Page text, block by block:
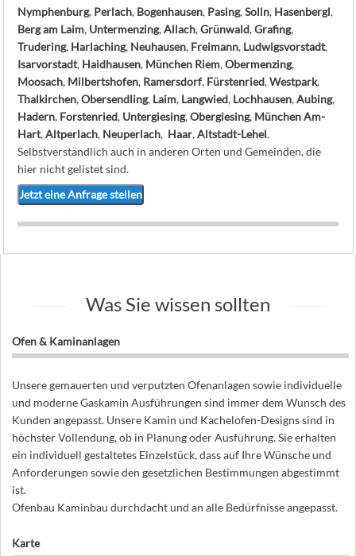
Nymphenburg, Perlach, Bogenhausen, Pasing,Solln, Hasenbergl,
Berg am Laim, Untermenzing,Allach,Grünwald,Grafing,
Trudering, Harlaching, Neuhausen, Freimann, Ludwigsvorstadt,
Isarvorstadt, Haidhausen, München Riem,Obermenzing,
Moosach, Milbertshofen, Ramersdorf, Fürstenried,Westpark,
Thalkirchen,Obersendling, Laim, Langwied, Lochhausen,Aubing,
Hadern, Forstenried, Untergiesing,Obergiesing, München Am-
Hart,Altperlach, Neuperlach, Haar,Altstadt-Lehel.
Selbstverständlich auch in anderen Orten und Gemeinden, die
hier nicht gelistet sind.
Jetzt eine Anfrage stellen
Was Sie wissen sollten
Ofen & Kaminanlagen
Unsere gemauerten und verputzten Ofenanlagen sowie individuelle
und moderne Gaskamin Ausführungen sind immer dem Wunsch des
Kunden angepasst. Unsere Kamin und Kachelofen-Designs sind in
höchster Vollendung, ob in Planung oder Ausführung. Sie erhalten
ein individuell gestaltetes Einzelstück, dass auf Ihre Wünsche und
Anforderungen sowie den gesetzlichen Bestimmungen abgestimmt
ist.
Ofenbau Kaminbau durchdacht und an alle Bedürfnisse angepasst.
Karte